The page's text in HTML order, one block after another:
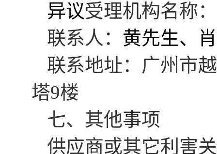
异议受理机构名称
联系人： 黄先生、
联系地址：广州市
塔9楼
七、其他事项
供应商或其它利害